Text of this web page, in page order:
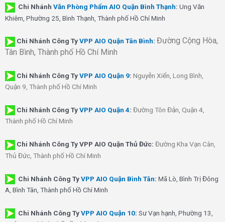
Chi Nhánh Văn Phòng Phẩm AIO Quận Bình Thạnh: Ung Văn
Khiêm, Phường 25, Bình Thạnh, Thành phố Hồ Chí Minh
Chi Nhánh Công TyVPP AIO Quận Tân Bình: Đường Cộng Hòa,
Tân Bình, Thành phố Hồ Chí Minh
Chi Nhánh Công TyVPP AIO Quận 9: Nguyễn Xiển, Long Bình,
Quận 9, Thành phố Hồ Chí Minh
Chi Nhánh Công TyVPP AIO Quận 4: Đường Tôn Đản, Quận 4,
Thành phố Hồ Chí Minh
Chi Nhánh Công Ty VPP AIO Quận Thủ Đức: Đường Kha Vạn Cân,
Thủ Đức, Thành phố Hồ Chí Minh
Chi Nhánh Công TyVPP AIO Quận Bình Tân: Mã Lò, Bình Trị Đông
A, Bình Tân, Thành phố Hồ Chí Minh
Chi Nhánh Công TyVPP AIO Quận 10: Sư Vạn hạnh, Phường 13,